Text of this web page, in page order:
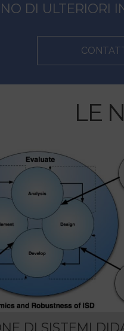
DI ULTERIORI
LE
DI SISTEMI